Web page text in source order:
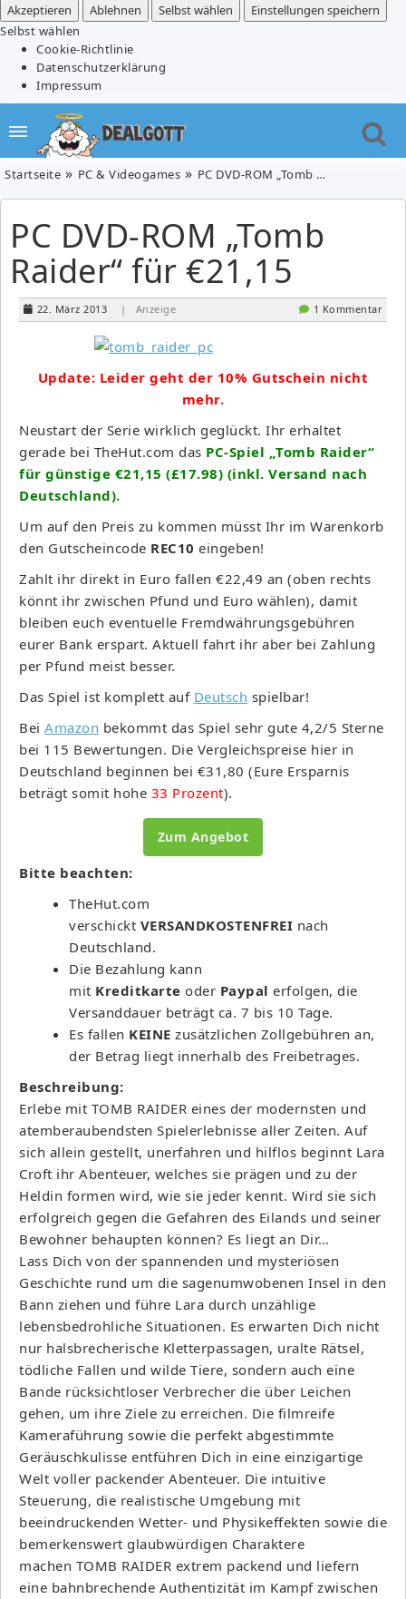
Akzeptieren
Ablehnen Selbst wählen
Einstellungen speichern
Selbst wählen
Cookie-Richtlinie
Datenschutzerklärung
Impressum
Startseite PC & Videogames PC DVD-ROM „Tomb Raider“ für €21,15
PC DVD-ROM „Tomb
Raider“ für €21,15
22. März 2013 | Anzeige 1 Kommentar
Update: Leider geht der 10% Gutschein nicht
mehr.
Neustart der Serie wirklich geglückt. Ihr erhaltet
gerade bei TheHut.com das PC-Spiel „Tomb Raider“
für günstige €21,15 (£17.98) (inkl. Versand nach
Deutschland).
Um auf den Preis zu kommen müsst Ihr im Warenkorb
den Gutscheincode REC10 eingeben!
Zahlt ihr direkt in Euro fallen €22,49 an (oben rechts
könnt ihr zwischen Pfund und Euro wählen), damit
bleiben euch eventuelle Fremdwährungsgebühren
eurer Bank erspart. Aktuell fahrt ihr aber bei Zahlung
per Pfund meist besser.
Das Spiel ist komplett auf Deutsch spielbar!
Bei Amazon bekommt das Spiel sehr gute 4,2/5 Sterne
bei 115 Bewertungen. Die Vergleichspreise hier in
Deutschland beginnen bei €31,80 (Eure Ersparnis
beträgt somit hohe 33 Prozent).
Zum Angebot
Bitte beachten:
TheHut.com
verschickt VERSANDKOSTENFREI nach
Deutschland.
Die Bezahlung kann
mit Kreditkarte oder Paypal erfolgen, die
Versanddauer beträgt ca. 7 bis 10 Tage.
Es fallen KEINE zusätzlichen Zollgebühren an,
der Betrag liegt innerhalb des Freibetrages.
Beschreibung:
Erlebe mit TOMB RAIDER eines der modernsten und
atemberaubendsten Spielerlebnisse aller Zeiten. Auf
sich allein gestellt, unerfahren und hilflos beginnt Lara
Croft ihr Abenteuer, welches sie prägen und zu der
Heldin formen wird, wie sie jeder kennt. Wird sie sich
erfolgreich gegen die Gefahren des Eilands und seiner
Bewohner behaupten können? Es liegt an Dir…
Lass Dich von der spannenden und mysteriösen
Geschichte rund um die sagenumwobenen Insel in den
Bann ziehen und führe Lara durch unzählige
lebensbedrohliche Situationen. Es erwarten Dich nicht
nur halsbrecherische Kletterpassagen, uralte Rätsel,
tödliche Fallen und wilde Tiere, sondern auch eine
Bande rücksichtloser Verbrecher die über Leichen
gehen, um ihre Ziele zu erreichen. Die filmreife
Kameraführung sowie die perfekt abgestimmte
Geräuschkulisse entführen Dich in eine einzigartige
Welt voller packender Abenteuer. Die intuitive
Steuerung, die realistische Umgebung mit
beeindruckenden Wetter- und Physikeffekten sowie die
bemerkenswert glaubwürdigen Charaktere
machen TOMB RAIDER extrem packend und liefern
eine bahnbrechende Authentizität im Kampf zwischen